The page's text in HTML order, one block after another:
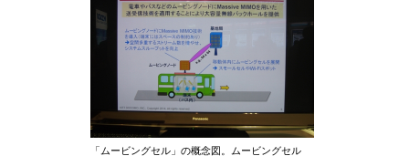
「ムービングセル」の概念図。ムービングセル